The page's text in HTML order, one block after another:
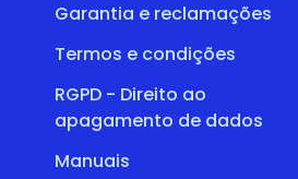
Garantia e reclamações
Termos e condições
RGPD - Direito ao
apagamento de dados
Manuais